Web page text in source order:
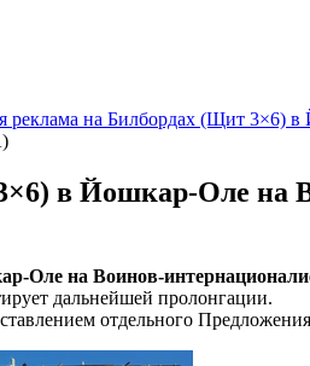
реклама на Билбордах (Щит 3×6)
в Йошкар-Оле на
на Воинов-
дальнейшей пролонгации.
отдельного